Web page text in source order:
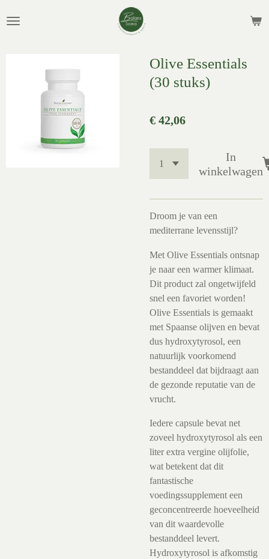
direct
hoofdinhoud
Olive Essentials
(30 stuks)
€ 42,06
In
winkelwagen
Droom je van een
mediterrane levensstijl?
Met Olive Essentials ontsnap
je naar een warmer klimaat.
Dit product zal ongetwijfeld
snel een favoriet worden!
Olive Essentials is gemaakt
met Spaanse olijven en bevat
dus hydroxytyrosol, een
natuurlijk voorkomend
bestanddeel dat bijdraagt aan
de gezonde reputatie van de
vrucht.
Iedere capsule bevat net
zoveel hydroxytyrosol als een
liter extra vergine olijfolie,
wat betekent dat dit
fantastische
voedingssupplement een
geconcentreerde hoeveelheid
van dit waardevolle
bestanddeel levert.
Hydroxytyrosol is afkomstig